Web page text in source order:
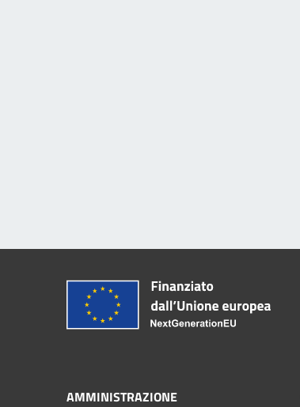
AMMINISTRAZIONE